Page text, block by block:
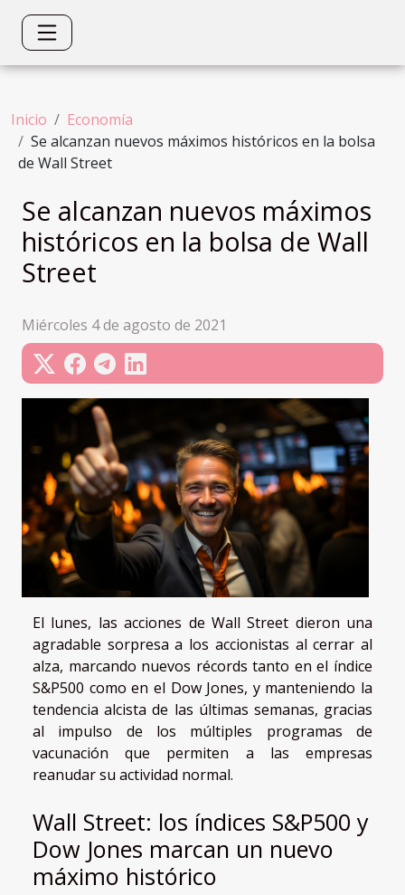
Inicio
Economía
Se alcanzan nuevos máximos históricos en la bolsa
de Wall Street
Se alcanzan nuevos máximos
históricos en la bolsa de Wall
Street
Miércoles 4 de agosto de 2021
El lunes, las acciones de Wall Street dieron una
agradable sorpresa a los accionistas al cerrar al
alza, marcando nuevos récords tanto en el índice
S&P500 como en el Dow Jones, y manteniendo la
tendencia alcista de las últimas semanas, gracias
al impulso de los múltiples programas de
vacunación que permiten a las empresas
reanudar su actividad normal.
Wall Street: los índices S&P500 y
Dow Jones marcan un nuevo
máximo histórico